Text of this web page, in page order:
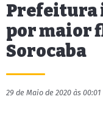
Prefeitura
por maior
Sorocaba
29 de Maio de 2020 às 00:01